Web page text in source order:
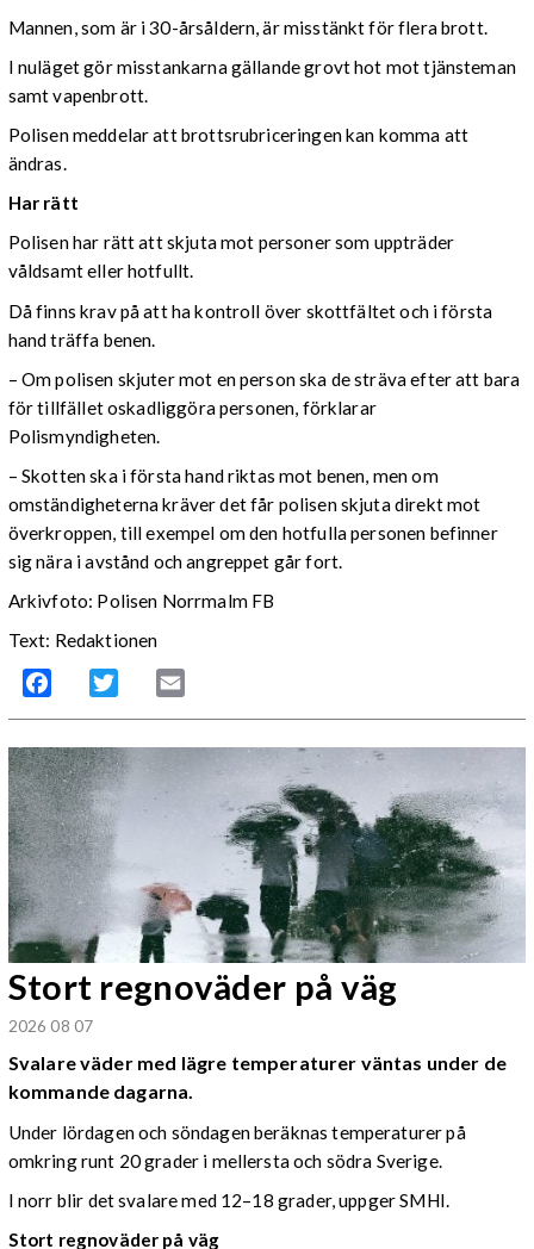
Mannen, som är i 30-årsåldern, är misstänkt för flera brott.
I nuläget gör misstankarna gällande grovt hot mot tjänsteman
samt vapenbrott.
Polisen meddelar att brottsrubriceringen kan komma att
ändras.
Har rätt
Polisen har rätt att skjuta mot personer som uppträder
våldsamt eller hotfullt.
Då finns krav på att ha kontroll över skottfältet och i första
hand träffa benen.
– Om polisen skjuter mot en person ska de sträva efter att bara
för tillfället oskadliggöra personen, förklarar
Polismyndigheten.
– Skotten ska i första hand riktas mot benen, men om
omständigheterna kräver det får polisen skjuta direkt mot
överkroppen, till exempel om den hotfulla personen befinner
sig nära i avstånd och angreppet går fort.
Arkivfoto: Polisen Norrmalm FB
Text: Redaktionen
Facebook Twitter
Stort regnoväder på väg
2026 08 07
Svalare väder med lägre temperaturer väntas under de
kommande dagarna.
Under lördagen och söndagen beräknas temperaturer på
omkring runt 20 grader i mellersta och södra Sverige.
I norr blir det svalare med 12–18 grader, uppger SMHI.
Stort regnoväder på väg